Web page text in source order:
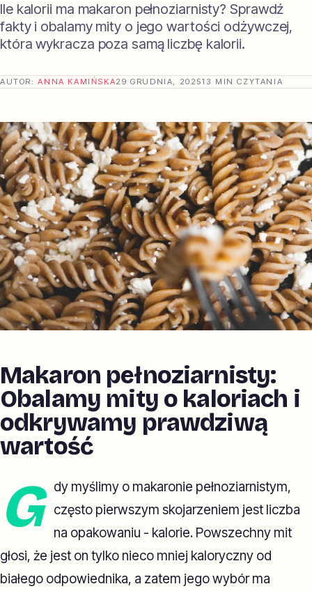
Ile kalorii ma makaron pełnoziarnisty? Sprawdź
fakty i obalamy mity o jego wartości odżywczej,
która wykracza poza samą liczbę kalorii.
AUTOR:ANNA KAMIŃSKA29 GRUDNIA, 202513 MIN CZYTANIA
Makaron pełnoziarnisty:
Obalamy mity o kaloriach i
odkrywamy prawdziwą
wartość
G
dy myślimy o makaronie pełnoziarnistym,
często pierwszym skojarzeniem jest liczba
na opakowaniu - kalorie. Powszechny mit
głosi, że jest on tylko nieco mniej kaloryczny od
białego odpowiednika, a zatem jego wybór ma